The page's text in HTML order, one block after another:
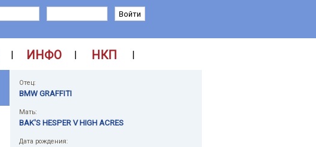
| ИНФО | НКП |
Отец:
BMW GRAFFITI
Мать:
BAK'S HESPER V HIGH ACRES
Дата рождения: